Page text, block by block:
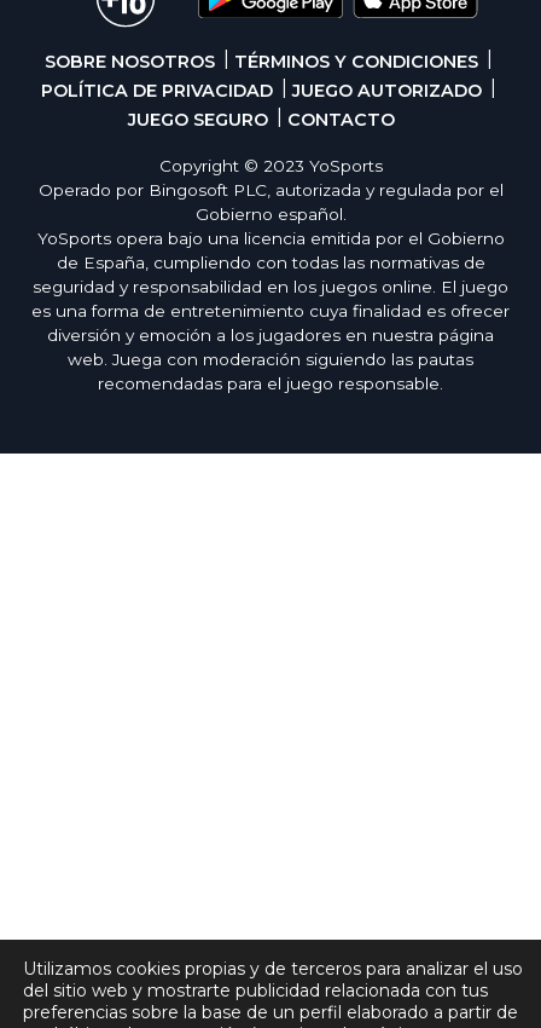
SOBRE NOSOTROS
TÉRMINOS Y CONDICIONES
POLÍTICA DE PRIVACIDAD
JUEGO AUTORIZADO
JUEGO SEGURO
CONTACTO
Copyright © 2023 YoSports
Operado por Bingosoft PLC, autorizada y regulada por el
Gobierno español.
YoSports opera bajo una licencia emitida por el Gobierno
de España, cumpliendo con todas las normativas de
seguridad y responsabilidad en los juegos online. El juego
es una forma de entretenimiento cuya finalidad es ofrecer
diversión y emoción a los jugadores en nuestra página
web. Juega con moderación siguiendo las pautas
recomendadas para el juego responsable.
Utilizamos cookies propias y de terceros para analizar el uso
del sitio web y mostrarte publicidad relacionada con tus
preferencias sobre la base de un perfil elaborado a partir de